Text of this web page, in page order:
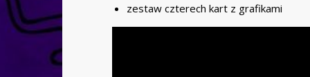
zestaw czterech kart z grafikami